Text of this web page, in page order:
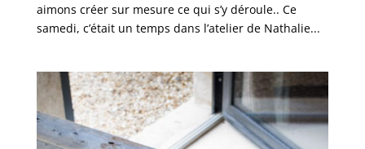
aimons créer sur mesure ce qui s’y déroule.. Ce
samedi, c’était un temps dans l’atelier de Nathalie...